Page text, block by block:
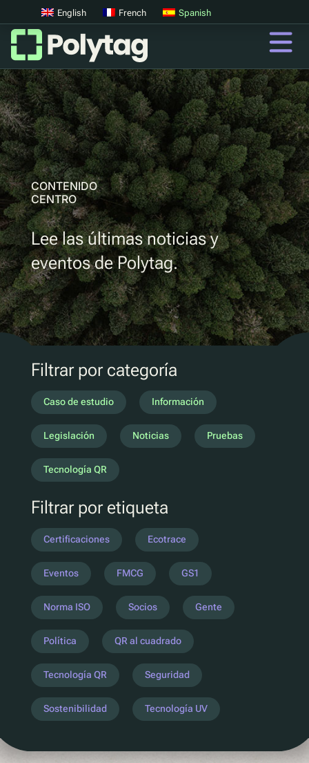
Códigos QR
Códigos QR avanzados
Etiquetas UV
Clasificación UV
QR
Pasaportes digitales de productos
Sistemas digitales de devolución de depósitos
Autenticación de productos
Marketing D2C
QR Reutilizar y rellenar
Ecotrace
Datos EPR
Clasificación mejorada
Pellenc ST
Citeo
Ocado
Co-Op
Aldi
One Water
Entender la próxima legislación
PPWR
SB54
EPR
ESPR
English French Spanish
CONTENIDO
CENTRO
Lee las últimas noticias y
eventos de Polytag.
Filtrar por categoría
Caso de estudio Información
Legislación Noticias Pruebas
Tecnología QR
Filtrar por etiqueta
Certificaciones Ecotrace
Eventos FMCG GS1
Norma ISO Socios Gente
Política QR al cuadrado
Tecnología QR Seguridad
Sostenibilidad Tecnología UV